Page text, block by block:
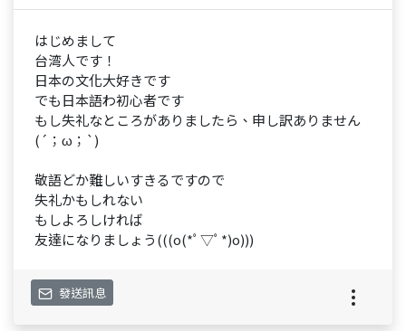
はじめまして
台湾人です！
日本の文化大好きです
でも日本語わ初心者です
もし失礼なところがありましたら、申し訳ありません
(´；ω；`)
敬語どか難しいすきるですので
失礼かもしれない
もしよろしければ
友達になりましょう(((o(*ﾟ▽ﾟ*)o)))
發送訊息